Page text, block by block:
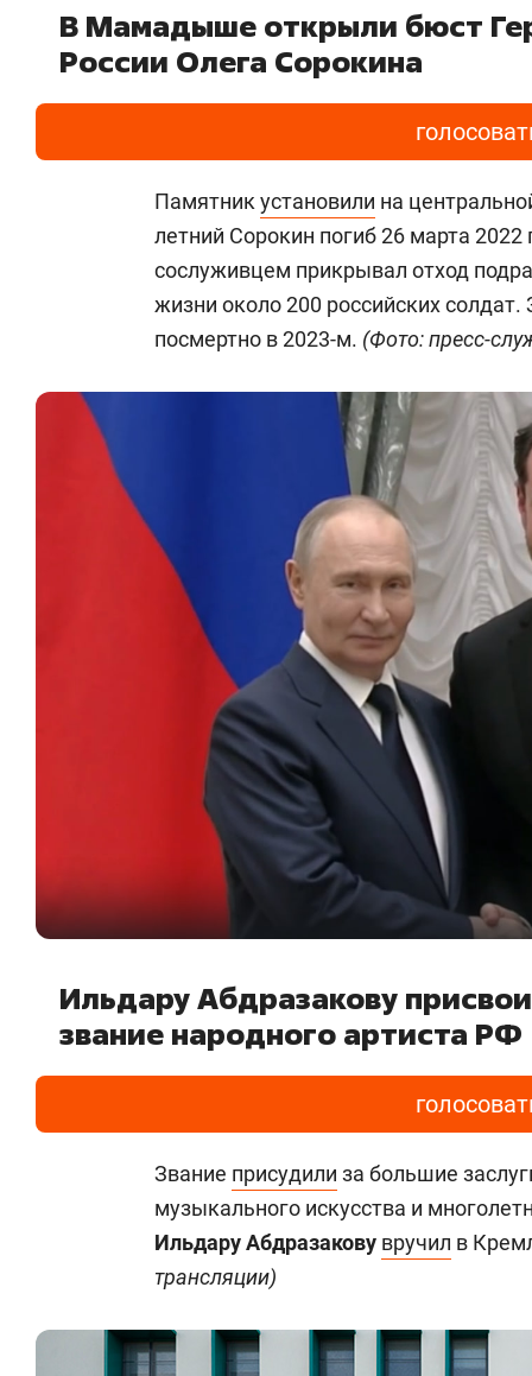
В Мамадыше открыли бюст
России Олега Сорокина
Памятник установили на
летний Сорокин погиб 26 марта 2022
сослуживцем прикрывал отход
жизни около 200 российских
посмертно в 2023-м. (Фото: пресс-
Ильдару Абдразакову
звание народного артиста РФ
Звание присудили за большие
музыкального искусства и
Ильдару Абдразакову вручил в
трансляции)